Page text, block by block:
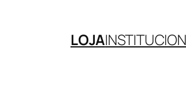
LOJA